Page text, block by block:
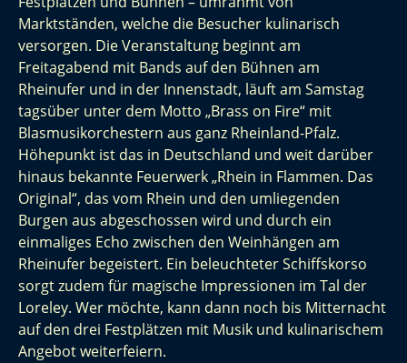
Marktständen, welche die Besucher kulinarisch
versorgen. Die Veranstaltung beginnt am
Freitagabend mit Bands auf den Bühnen am
Rheinufer und in der Innenstadt, läuft am Samstag
tagsüber unter dem Motto „Brass on Fire“ mit
Blasmusikorchestern aus ganz Rheinland-Pfalz.
Höhepunkt ist das in Deutschland und weit darüber
hinaus bekannte Feuerwerk „Rhein in Flammen. Das
Original“, das vom Rhein und den umliegenden
Burgen aus abgeschossen wird und durch ein
einmaliges Echo zwischen den Weinhängen am
Rheinufer begeistert. Ein beleuchteter Schiffskorso
sorgt zudem für magische Impressionen im Tal der
Loreley. Wer möchte, kann dann noch bis Mitternacht
auf den drei Festplätzen mit Musik und kulinarischem
Angebot weiterfeiern.